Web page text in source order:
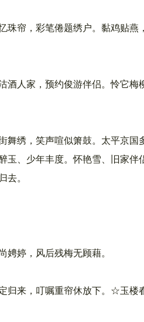
帘，彩笔倦题绣户。黏鸡贴燕
人家，预约俊游伴侣。怜它梅
笑声喧似箫鼓。太平京国多
少年丰度。怀艳雪、旧家伴
去。
婷，风后残梅无顾藉。
来，叮嘱重帘休放下。☆玉楼